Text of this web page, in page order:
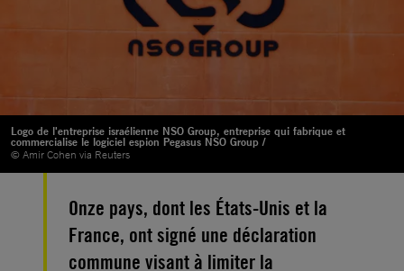
Logo de l'entreprise israélienne NSO Group, entreprise qui fabrique et
commercialise le logiciel espion Pegasus NSO Group /
© Amir Cohen via Reuters
Onze pays, dont les États-Unis et la
France, ont signé une déclaration
commune visant à limiter la